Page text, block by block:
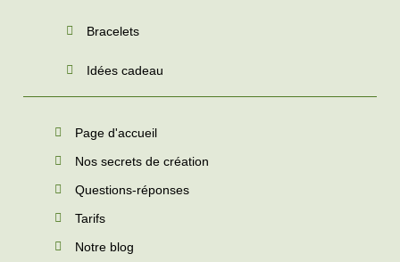
Bracelets
Idées cadeau
Page d'accueil
Nos secrets de création
Questions-réponses
Tarifs
Notre blog